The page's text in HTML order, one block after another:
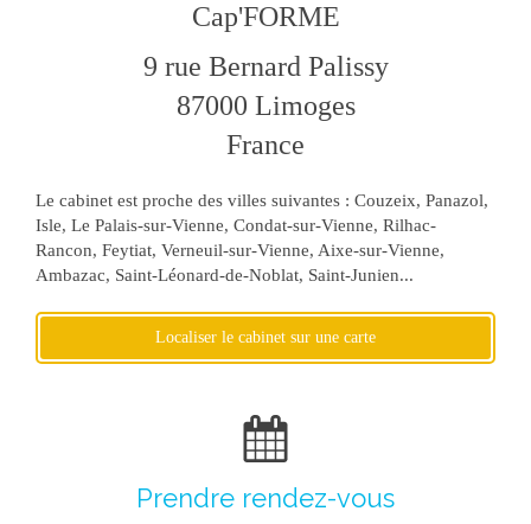
Cap'FORME
9 rue Bernard Palissy
87000 Limoges
France
Le cabinet est proche des villes suivantes : Couzeix, Panazol,
Isle, Le Palais-sur-Vienne, Condat-sur-Vienne, Rilhac-
Rancon, Feytiat, Verneuil-sur-Vienne, Aixe-sur-Vienne,
Ambazac, Saint-Léonard-de-Noblat, Saint-Junien...
Localiser le cabinet sur une carte
Prendre rendez-vous